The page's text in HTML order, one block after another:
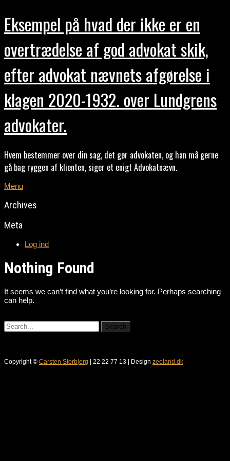
Eksempel på hvad der ikke er en
overtrædelse af god advokat skik,
efter advokat nævnets afgørelse i
klagen 2020-1932. over Lundgrens
advokater.
Hvem bestemmer over din sag, det gør advokaten, og han må gerne
gå bag ryggen af klienten, siger et enigt Advokatnævn.
Menu
Archives
Meta
Log ind
Nothing Found
It seems we can’t find what you’re looking for. Perhaps searching
can help.
Copyright © Carsten Storbjerg | 22 22 77 13 | Design zeeland.dk